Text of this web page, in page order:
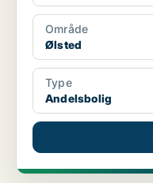
Område
Ølsted
Type
Andelsbolig